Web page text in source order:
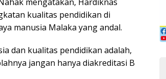
kualitas pendidikan di
manusia Malaka yang andal.
dan kualitas pendidikan adalah,
jangan hanya diakreditasi B